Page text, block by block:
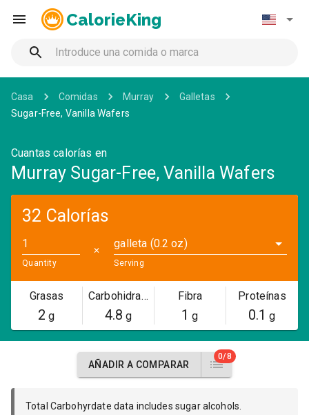
CalorieKing
Casa Comidas Murray
Galletas
Sugar-Free, Vanilla Wafers
Cuantas calorías en
Murray Sugar-Free, Vanilla Wafers
32 Calorías
Quantity
✕
galleta (0.2 oz)
Serving
Grasas
2 g
Carbohidratos
4.8 g
Fibra
1 g
Proteínas
0.1 g
AÑADIR A COMPARAR
0/8
Total Carbohyrdate data includes sugar alcohols.